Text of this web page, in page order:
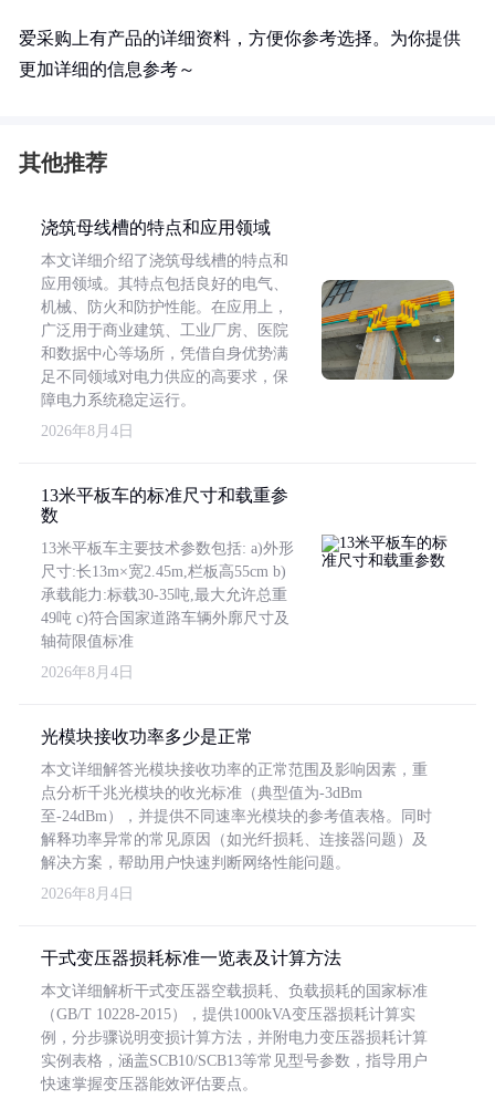
爱采购上有产品的详细资料，方便你参考选择。为你提供
更加详细的信息参考～
其他推荐
浇筑母线槽的特点和应用领域
本文详细介绍了浇筑母线槽的特点和
应用领域。其特点包括良好的电气、
机械、防火和防护性能。在应用上，
广泛用于商业建筑、工业厂房、医院
和数据中心等场所，凭借自身优势满
足不同领域对电力供应的高要求，保
障电力系统稳定运行。
2026年8月4日
13米平板车的标准尺寸和载重参
数
13米平板车主要技术参数包括: a)外形
尺寸:长13m×宽2.45m,栏板高55cm b)
承载能力:标载30-35吨,最大允许总重
49吨 c)符合国家道路车辆外廓尺寸及
轴荷限值标准
2026年8月4日
光模块接收功率多少是正常
本文详细解答光模块接收功率的正常范围及影响因素，重
点分析千兆光模块的收光标准（典型值为-3dBm
至-24dBm），并提供不同速率光模块的参考值表格。同时
解释功率异常的常见原因（如光纤损耗、连接器问题）及
解决方案，帮助用户快速判断网络性能问题。
2026年8月4日
干式变压器损耗标准一览表及计算方法
本文详细解析干式变压器空载损耗、负载损耗的国家标准
（GB/T 10228-2015），提供1000kVA变压器损耗计算实
例，分步骤说明变损计算方法，并附电力变压器损耗计算
实例表格，涵盖SCB10/SCB13等常见型号参数，指导用户
快速掌握变压器能效评估要点。